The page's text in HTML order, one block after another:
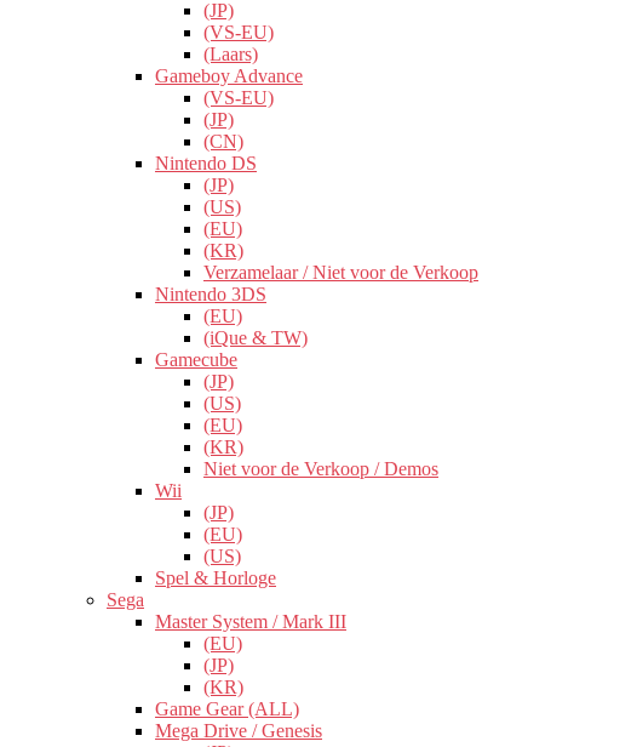
(JP)
(VS-EU)
(Laars)
Gameboy Advance
(VS-EU)
(JP)
(CN)
Nintendo DS
(JP)
(US)
(EU)
(KR)
Verzamelaar / Niet voor de Verkoop
Nintendo 3DS
(EU)
(iQue & TW)
Gamecube
(JP)
(US)
(EU)
(KR)
Niet voor de Verkoop / Demos
Wii
(JP)
(EU)
(US)
Spel & Horloge
Sega
Master System / Mark III
(EU)
(JP)
(KR)
Game Gear (ALL)
Mega Drive / Genesis